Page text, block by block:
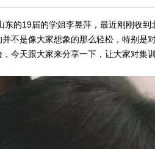
东的19届的学姐李昱萍，最近刚刚收
不是像大家想象的那么轻松，特别是
今天跟大家来分享一下，让大家对集
暑假班